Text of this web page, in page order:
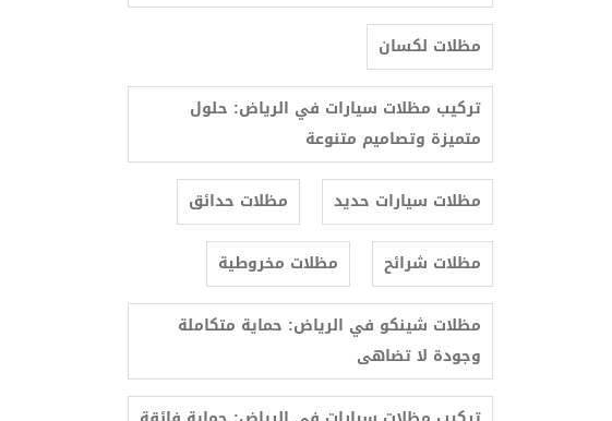
مظلات لكسان
تركيب مظلات سيارات في الرياض: حلول
متميزة وتصاميم متنوعة
مظلات سيارات حديد مظلات حدائق
مظلات شرائح مظلات مخروطية
مظلات شينكو في الرياض: حماية متكاملة
وجودة لا تضاهى